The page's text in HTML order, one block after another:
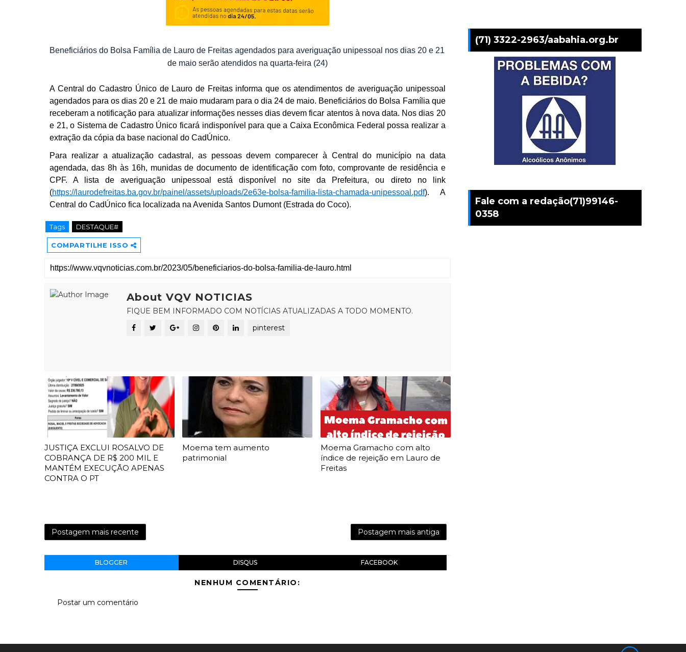
Beneficiários do Bolsa Família de Lauro de Freitas agendados para averiguação unipessoal nos dias 20 e 21
de maio serão atendidos na quarta-feira (24)
A Central do Cadastro Único de Lauro de Freitas informa que os atendimentos de averiguação unipessoal
agendados para os dias 20 e 21 de maio mudaram para o dia 24 de maio. Beneficiários do Bolsa Família que
receberam a notificação para atualizar informações nesses dias devem ficar atentos à nova data. Nos dias 20
e 21, o Sistema de Cadastro Único ficará indisponível para que a Caixa Econômica Federal possa realizar a
extração da cópia da base nacional do CadÚnico.
Para realizar a atualização cadastral, as pessoas devem comparecer à Central do município na data
agendada, das 8h às 16h, munidas de documento de identificação com foto, comprovante de residência e
CPF. A lista de averiguação unipessoal está disponível no site da Prefeitura, ou direto no link
(https://laurodefreitas.ba.gov.br/painel/assets/uploads/2e63e-bolsa-familia-lista-chamada-unipessoal.pdf). A
Central do CadÚnico fica localizada na Avenida Santos Dumont (Estrada do Coco).
Tags DESTAQUE#
COMPARTILHE ISSO
About VQV NOTICIAS
FIQUE BEM INFORMADO COM NOTÍCIAS ATUALIZADAS A TODO MOMENTO.
pinterest
JUSTIÇA EXCLUI ROSALVO DE
COBRANÇA DE R$ 200 MIL E
MANTÉM EXECUÇÃO APENAS
CONTRA O PT
Moema tem aumento
patrimonial
Moema Gramacho com alto
índice de rejeição em Lauro de
Freitas
Postagem mais recente Postagem mais antiga
BLOGGER DISQUS FACEBOOK
NENHUM COMENTÁRIO:
Postar um comentário
(71) 3322-2963/aabahia.org.br
Fale com a redação(71)99146-
0358